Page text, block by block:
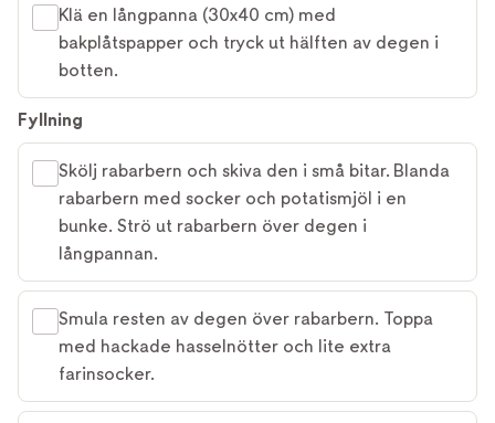
Klä en långpanna (30x40 cm) med
bakplåtspapper och tryck ut hälften av degen i
botten.
Fyllning
Skölj rabarbern och skiva den i små bitar. Blanda
rabarbern med socker och potatismjöl i en
bunke. Strö ut rabarbern över degen i
långpannan.
Smula resten av degen över rabarbern. Toppa
med hackade hasselnötter och lite extra
farinsocker.